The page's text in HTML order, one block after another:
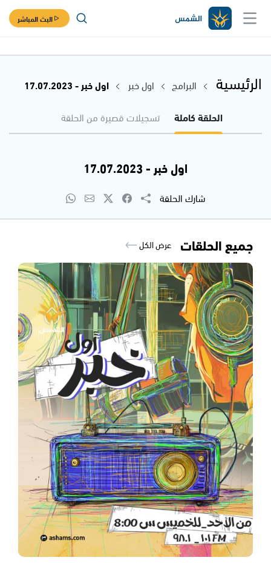
البث المباشر
الرئيسية البرامج اول خبر
اول خبر - 17.07.2023
الحلقة كاملة
تسجيلات قصيرة من الحلقة
اول خبر - 17.07.2023
شارك الحلقة
جميع الحلقات عرض الكل